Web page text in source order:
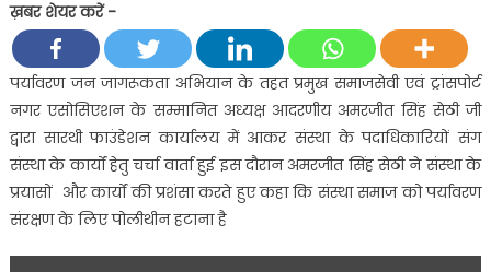
ट्रांसपोर्ट
नगर
एसोसिएशन
के
सम्मानित
अध्यक्ष
द्वारा
ख़बर शेयर करें -
पर्यावरण जन जागरूकता अभियान के तहत प्रमुख समाजसेवी एवं ट्रांसपोर्ट
नगर एसोसिएशन के सम्मानित अध्यक्ष आदरणीय अमरजीत सिंह सेठी जी
द्वारा सारथी फाउंडेशन कार्यालय में आकर संस्था के पदाधिकारियों संग
संस्था के कार्यों हेतु चर्चा वार्ता हुई इस दौरान अमरजीत सिंह सेठी ने संस्था के
प्रयासों और कार्यों की प्रशंसा करते हुए कहा कि संस्था समाज को पर्यावरण
संरक्षण के लिए पोलीथीन हटाना है